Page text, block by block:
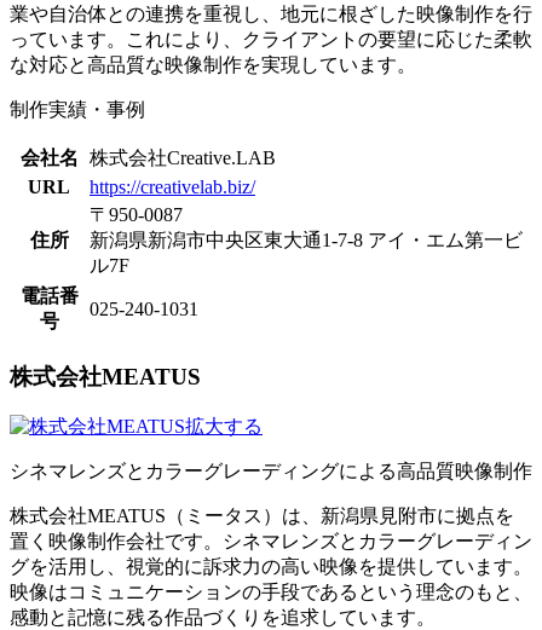
業や自治体との連携を重視し、地元に根ざした映像制作を行
っています。これにより、クライアントの要望に応じた柔軟
な対応と高品質な映像制作を実現しています。
制作実績・事例
会社名
株式会社Creative.LAB
URL
https://creativelab.biz/
住所
〒950-0087
新潟県新潟市中央区東大通1-7-8 アイ・エム第一ビ
ル7F
電話番
号
025-240-1031
株式会社MEATUS
拡大する
シネマレンズとカラーグレーディングによる高品質映像制作
株式会社MEATUS（ミータス）は、新潟県見附市に拠点を
置く映像制作会社です。シネマレンズとカラーグレーディン
グを活用し、視覚的に訴求力の高い映像を提供しています。
映像はコミュニケーションの手段であるという理念のもと、
感動と記憶に残る作品づくりを追求しています。